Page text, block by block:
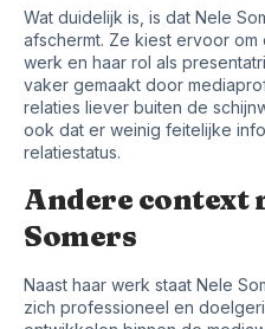
Wat duidelijk is, is dat Nele
afschermt. Ze kiest ervoor
werk en haar rol als
vaker gemaakt door
relaties liever buiten de
ook dat er weinig feitelijke
relatiestatus.
Andere context
Somers
Naast haar werk staat Nele
zich professioneel en